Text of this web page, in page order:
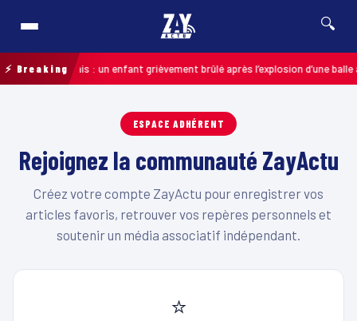
🔍
⚡ Breaking
Pas-de-Calais : un enfant grièvement brûlé après l’explosion d’une balle
ESPACE ADHÉRENT
Rejoignez la communauté ZayActu
Créez votre compte ZayActu pour enregistrer vos
articles favoris, retrouver vos repères personnels et
soutenir un média associatif indépendant.
⭐